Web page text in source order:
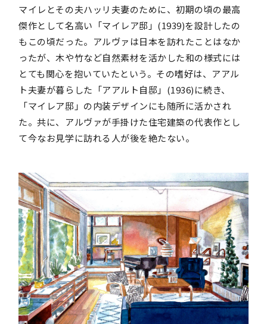
マイレとその夫ハッリ夫妻のために、初期の頃の最高
傑作として名高い「マイレア邸」(1939)を設計したの
もこの頃だった。アルヴァは日本を訪れたことはなか
ったが、木や竹など自然素材を活かした和の様式には
とても関心を抱いていたという。その嗜好は、アアル
ト夫妻が暮らした「アアルト自邸」(1936)に続き、
「マイレア邸」の内装デザインにも随所に活かされ
た。共に、アルヴァが手掛けた住宅建築の代表作とし
て今なお見学に訪れる人が後を絶たない。